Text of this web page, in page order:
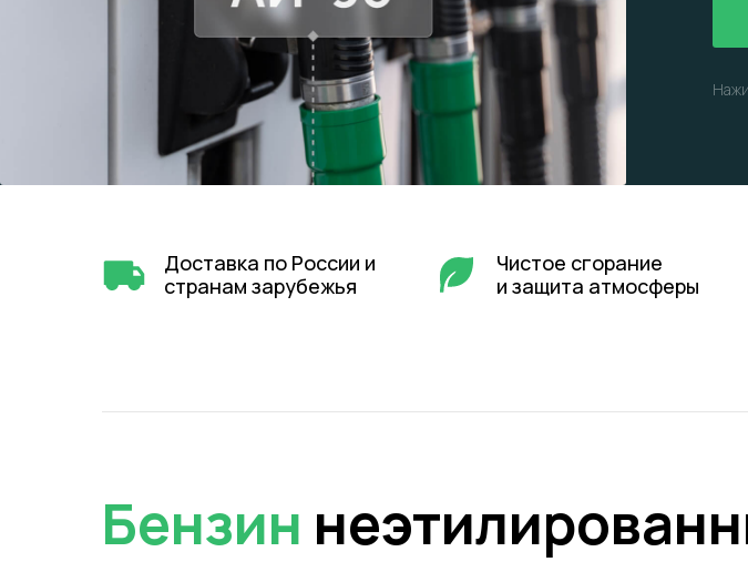
Доставка по России и
странам зарубежья
Чистое сгорание
и защита атмосферы
Бензин